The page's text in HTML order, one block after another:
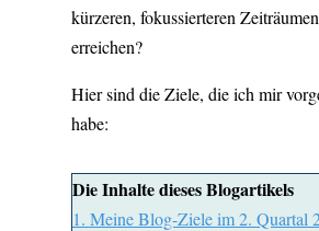
kürzeren, fokussierteren
erreichen?
Hier sind die Ziele, die ich mir
habe:
Die Inhalte dieses Blogartikels
1. Meine Blog-Ziele im 2. Quartal